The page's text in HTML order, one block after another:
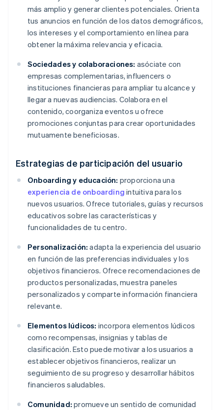
más amplio y generar clientes potenciales. Orienta
tus anuncios en función de los datos demográficos,
los intereses y el comportamiento en línea para
obtener la máxima relevancia y eficacia.
Sociedades y colaboraciones: asóciate con
empresas complementarias, influencers o
instituciones financieras para ampliar tu alcance y
llegar a nuevas audiencias. Colabora en el
contenido, coorganiza eventos u ofrece
promociones conjuntas para crear oportunidades
mutuamente beneficiosas.
Estrategias de participación del usuario
Onboarding y educación: proporciona una
experiencia de onboarding intuitiva para los
nuevos usuarios. Ofrece tutoriales, guías y recursos
educativos sobre las características y
funcionalidades de tu centro.
Personalización: adapta la experiencia del usuario
en función de las preferencias individuales y los
objetivos financieros. Ofrece recomendaciones de
productos personalizadas, muestra paneles
personalizados y comparte información financiera
relevante.
Elementos lúdicos: incorpora elementos lúdicos
como recompensas, insignias y tablas de
clasificación. Esto puede motivar a los usuarios a
establecer objetivos financieros, realizar un
seguimiento de su progreso y desarrollar hábitos
financieros saludables.
Comunidad: promueve un sentido de comunidad